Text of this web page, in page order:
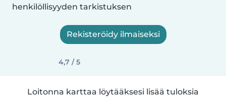
henkilöllisyyden tarkistuksen
Rekisteröidy ilmaiseksi
4,7 / 5
Loitonna karttaa löytääksesi lisää tuloksia